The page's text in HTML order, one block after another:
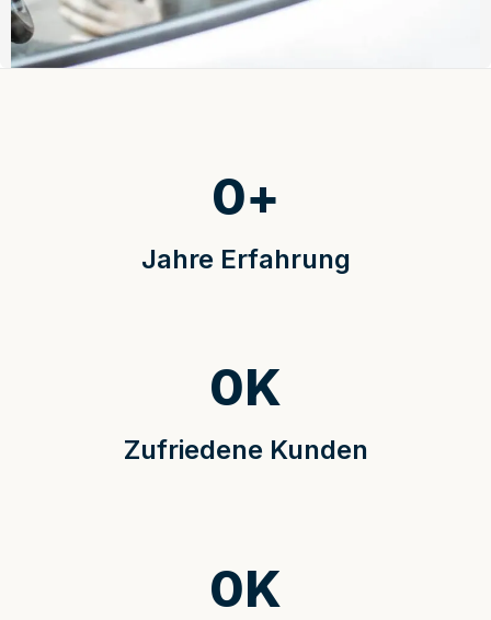
Jahre Erfahrung
0+
Zufriedene Kunden
0K
0K